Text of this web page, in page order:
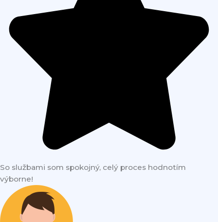
So službami som spokojný, celý proces hodnotím
výborne!